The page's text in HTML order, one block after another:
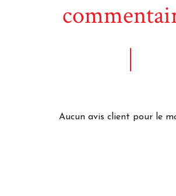
Aucun avis client pour le